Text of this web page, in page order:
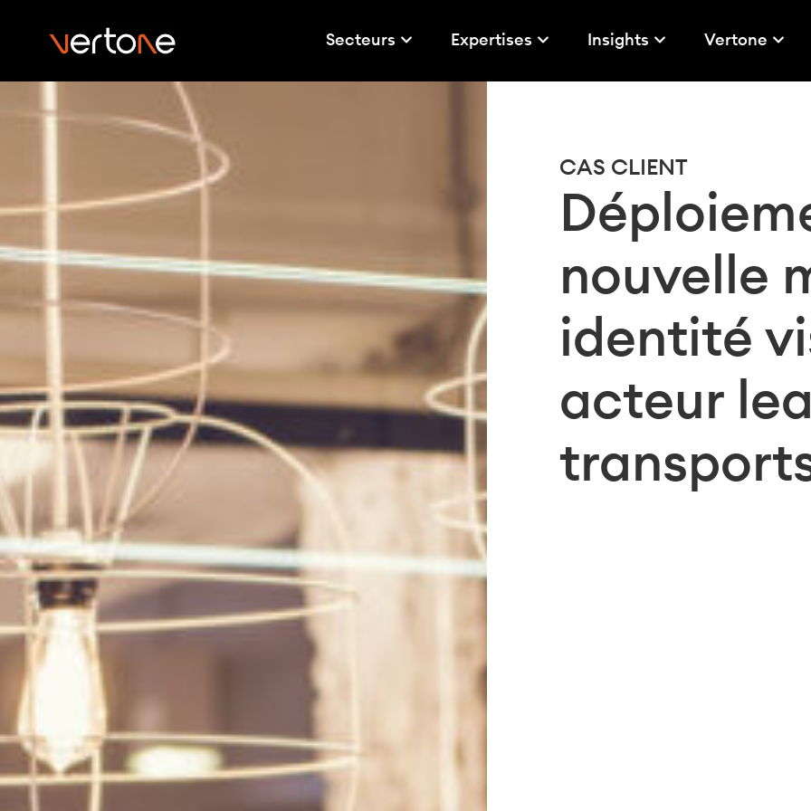
Secteurs Expertises Insights Vertone
CAS CLIENT
nouvelle
identité
acteur